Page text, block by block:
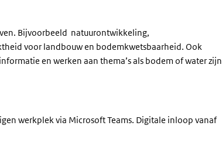
Bijvoorbeeld natuurontwikkeling,
voor landbouw en bodemkwetsbaarheid. Ook
en werken aan thema’s als bodem of water zijn
werkplek via Microsoft Teams. Digitale inloop vanaf